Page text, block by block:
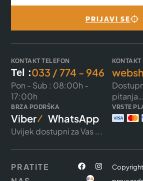
PRIJAVI SE
KONTAKT TELEFON
Tel :033 / 774 - 946
Pon - Sub : 08:00h -
17:00h
KONTAKT
pitanja…
BRZA PODRŠKA
Viber WhatsApp
Uvijek dostupni za Vas ...
VRSTE
PRATITE